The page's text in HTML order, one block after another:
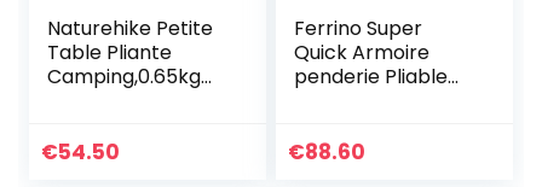
Naturehike Petite
Table Pliante
Camping,0.65kg
Sac,Hauteur 39CM,
€54.50
Ferrino Super
Quick Armoire
penderie Pliable
€88.60